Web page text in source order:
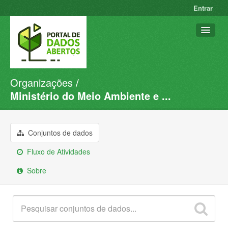
Entrar
Conjuntos de dados
Organizações
Sobre
Organizações
Ministério do Meio Ambiente e ...
Conjuntos de dados
Fluxo de Atividades
Sobre